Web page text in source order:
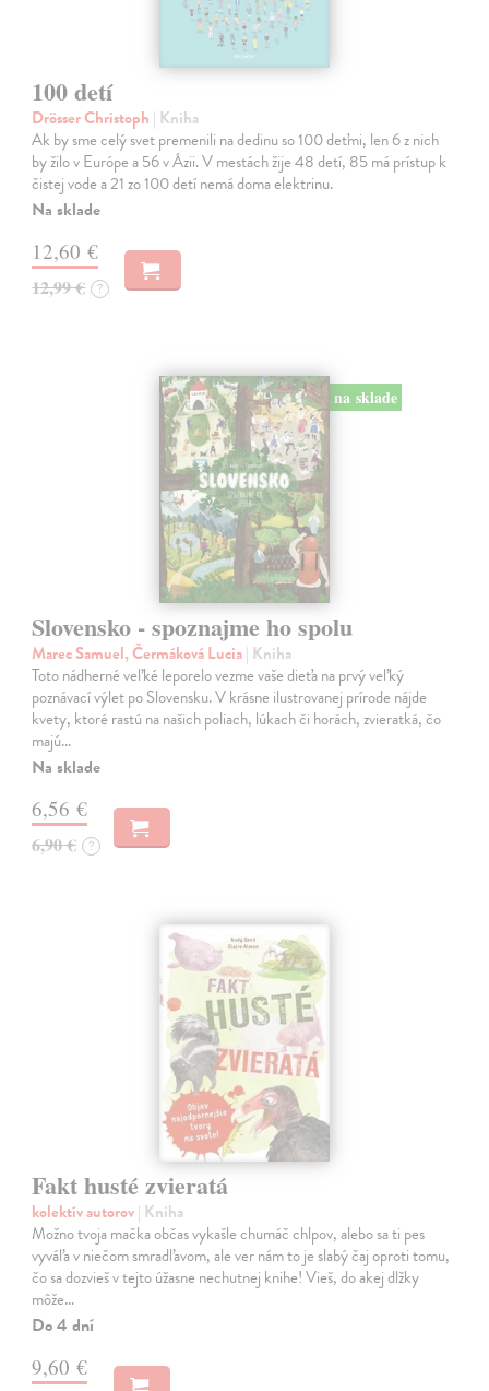
100 detí
Drösser Christoph | Kniha
Ak by sme celý svet premenili na dedinu so 100 deťmi, len 6 z nich
by žilo v Európe a 56 v Ázii. V mestách žije 48 detí, 85 má prístup k
čistej vode a 21 zo 100 detí nemá doma elektrinu.
Na sklade
12,60 €
12,99 € ?
na sklade
Slovensko - spoznajme ho spolu
Marec Samuel, Čermáková Lucia| Kniha
Toto nádherné veľké leporelo vezme vaše dieťa na prvý veľký
poznávací výlet po Slovensku. V krásne ilustrovanej prírode nájde
kvety, ktoré rastú na našich poliach, lúkach či horách, zvieratká, čo
majú…
Na sklade
6,56 €
6,90 € ?
Fakt husté zvieratá
kolektív autorov| Kniha
Možno tvoja mačka občas vykašle chumáč chlpov, alebo sa ti pes
vyváľa v niečom smradľavom, ale ver nám to je slabý čaj oproti tomu,
čo sa dozvieš v tejto úžasne nechutnej knihe! Vieš, do akej dlžky
môže…
Do 4 dní
9,60 €